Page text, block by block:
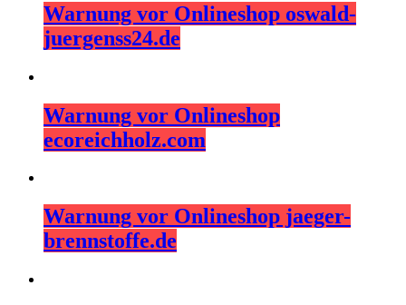
Warnung vor Onlineshop oswald-
juergenss24.de
Warnung vor Onlineshop
ecoreichholz.com
Warnung vor Onlineshop jaeger-
brennstoffe.de